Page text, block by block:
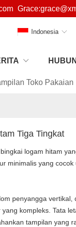
Indonesia
Toko Pakaian
Tiga Tingkat
logam hitam
minimalis yang
penyangga vertikal,
kompleks. Tata
tampilan yang